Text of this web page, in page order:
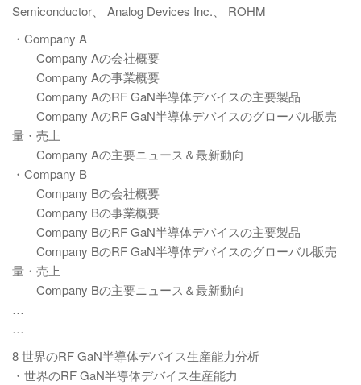
Semiconductor、 Analog Devices Inc.、 ROHM
・Company A
Company Aの会社概要
Company Aの事業概要
Company AのRF GaN半導体デバイスの主要製品
Company AのRF GaN半導体デバイスのグローバル販売
量・売上
Company Aの主要ニュース＆最新動向
・Company B
Company Bの会社概要
Company Bの事業概要
Company BのRF GaN半導体デバイスの主要製品
Company BのRF GaN半導体デバイスのグローバル販売
量・売上
Company Bの主要ニュース＆最新動向
…
…
8 世界のRF GaN半導体デバイス生産能力分析
・世界のRF GaN半導体デバイス生産能力